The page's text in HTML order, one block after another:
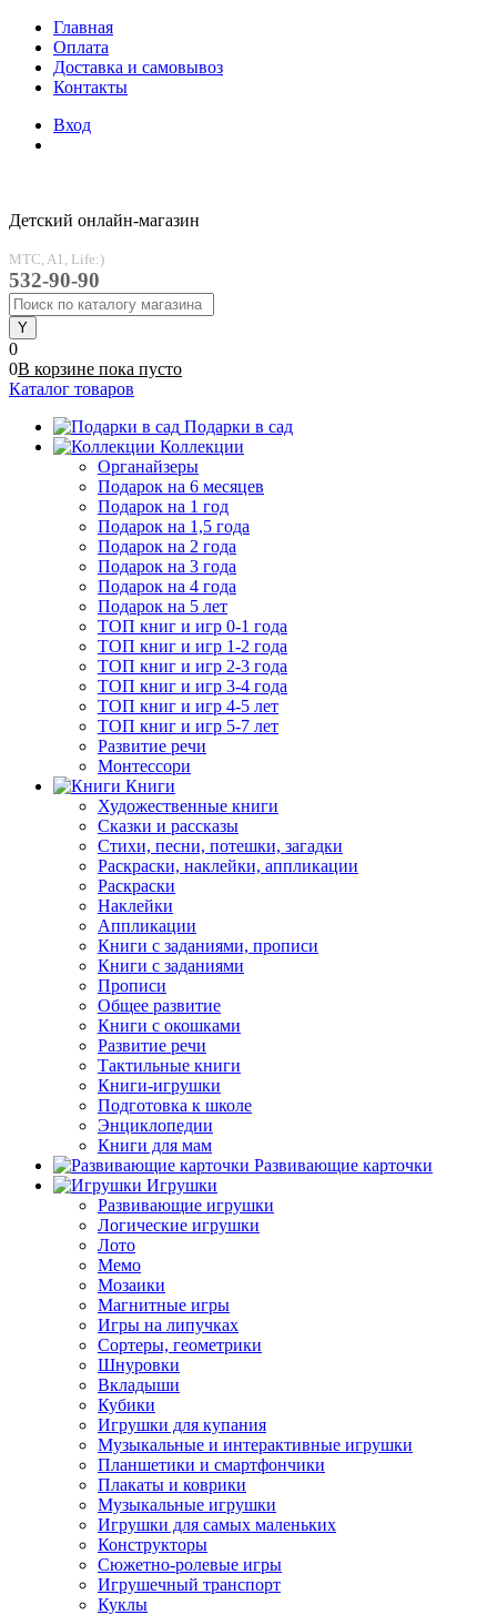
Главная
Оплата
Доставка и самовывоз
Контакты
Вход
Детский онлайн-магазин
MTC, A1, Life:)
532-90-90
0
0В корзине пока пусто
Каталог товаров
Подарки в сад
Коллекции
Органайзеры
Подарок на 6 месяцев
Подарок на 1 год
Подарок на 1,5 года
Подарок на 2 года
Подарок на 3 года
Подарок на 4 года
Подарок на 5 лет
ТОП книг и игр 0-1 года
ТОП книг и игр 1-2 года
ТОП книг и игр 2-3 года
ТОП книг и игр 3-4 года
ТОП книг и игр 4-5 лет
ТОП книг и игр 5-7 лет
Развитие речи
Монтессори
Книги
Художественные книги
Сказки и рассказы
Стихи, песни, потешки, загадки
Раскраски, наклейки, аппликации
Раскраски
Наклейки
Аппликации
Книги с заданиями, прописи
Книги с заданиями
Прописи
Общее развитие
Книги с окошками
Развитие речи
Тактильные книги
Книги-игрушки
Подготовка к школе
Энциклопедии
Книги для мам
Развивающие карточки
Игрушки
Развивающие игрушки
Логические игрушки
Лото
Мемо
Мозаики
Магнитные игры
Игры на липучках
Сортеры, геометрики
Шнуровки
Вкладыши
Кубики
Игрушки для купания
Музыкальные и интерактивные игрушки
Планшетики и смартфончики
Плакаты и коврики
Музыкальные игрушки
Игрушки для самых маленьких
Конструкторы
Сюжетно-ролевые игры
Игрушечный транспорт
Куклы